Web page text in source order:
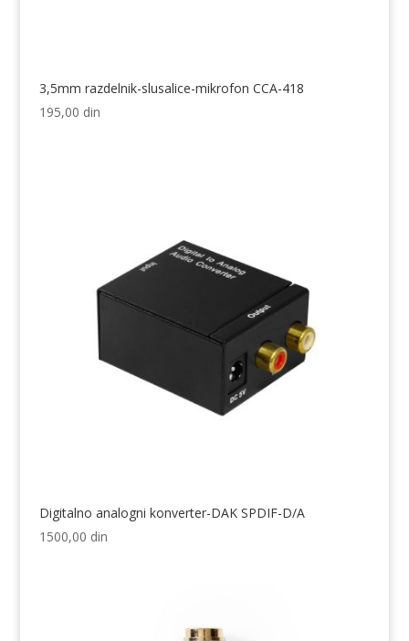
3,5mm razdelnik-slusalice-mikrofon CCA-418
195,00 din
Digitalno analogni konverter-DAK SPDIF-D/A
1500,00 din